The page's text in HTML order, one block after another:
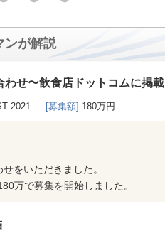
ンが解説
せ〜飲食店ドットコムに掲載
2021 [募集額] 180万円
をいただきました。
万で募集を開始しました。